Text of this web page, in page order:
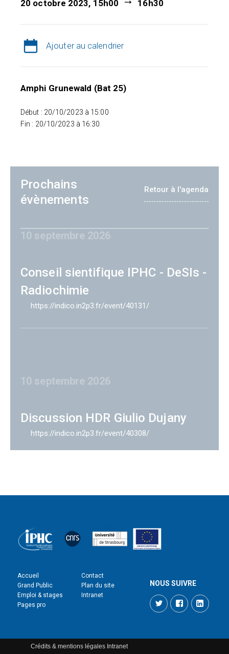
20 octobre 2023, 15h00 16h30
Ajouter au calendrier
Amphi Grunewald (Bat 25)
Début : 20/10/2023 à 15:00
Fin : 20/10/2023 à 16:30
Prochains
évènements
Retour à l'agenda
10 septembre 2026
Conseil sientifique IPHC - DeSIs -
Radiochimie
https://indico.in2p3.fr/event/40131/
10 septembre 2026
Discussion HDR Giulio Dujany
https://indico.in2p3.fr/event/40308/
Accueil
Grand Public
Emploi & stages
Pages pro
Contact
Plan du site
Intranet
NOUS SUIVRE
TwitterFacebook
Crédits & mentions légales Intranet